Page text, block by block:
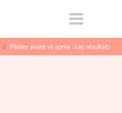
/ Pilates avant vs après : Les résultats